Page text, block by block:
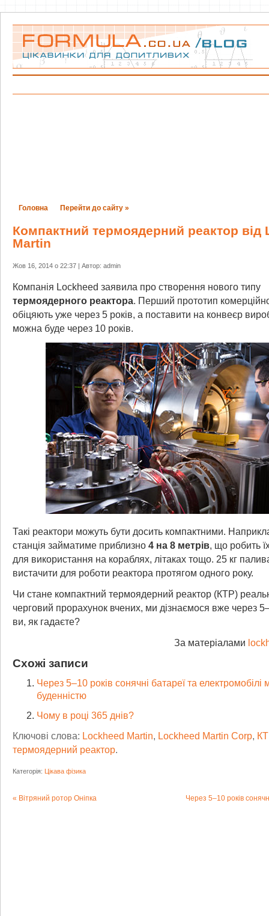
Головна Перейти до сайту »
Компактний термоядерний реактор від
Martin
Жов 16, 2014 о 22:37 | Автор: admin
Компанія Lockheed заявила про створення нового типу
термоядерного реактора. Перший прототип
обіцяють уже через 5 років, а поставити на конвеєр
можна буде через 10 років.
Такі реактори можуть бути досить компактними.
станція займатиме приблизно 4 на 8 метрів, що робить
для використання на кораблях, літаках тощо. 25 кг
вистачити для роботи реактора протягом одного року.
Чи стане компактний термоядерний реактор (КТР)
черговий прорахунок вчених, ми дізнаємося вже через
ви, як гадаєте?
За матеріалами
Схожі записи
Через 5–10 років сонячні батареї та електромобілі
буденністю
Чому в році 365 днів?
Ключові слова: Lockheed Martin, Lockheed Martin Corp,
термоядерний реактор.
Категорія: Цікава фізика
Вітряний ротор Оніпка